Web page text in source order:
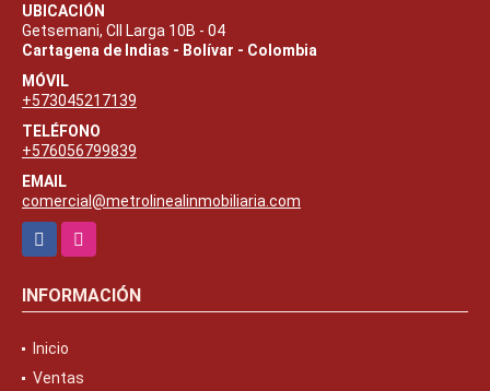
UBICACIÓN
Getsemani, Cll Larga 10B - 04
Cartagena de Indias - Bolívar - Colombia
MÓVIL
+573045217139
TELÉFONO
+576056799839
EMAIL
comercial@metrolinealinmobiliaria.com
FacebookInstagram
INFORMACIÓN
Inicio
Ventas